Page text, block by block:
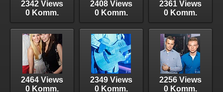
2342 Views
0 Komm.
2408 Views
0 Komm.
2361 Views
0 Komm.
2464 Views
0 Komm.
2349 Views
0 Komm.
2256 Views
0 Komm.